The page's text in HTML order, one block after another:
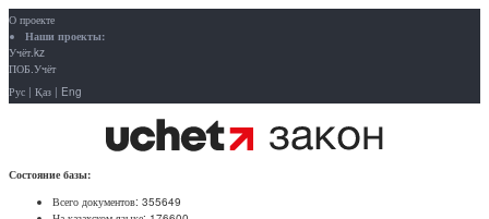
О проекте
Наши проекты:
Учёт.kz
ПОБ.Учёт
Рус | Қаз | Eng
Состояние базы:
Всего документов: 355649